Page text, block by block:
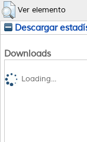
Ver elemento
Descargar
Downloads
Loading...